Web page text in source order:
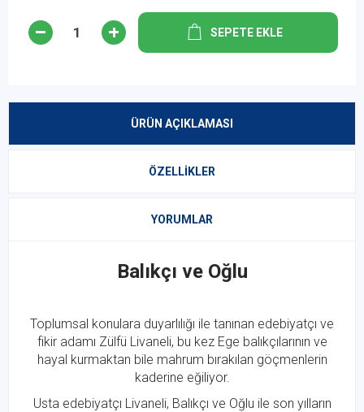
SEPETE EKLE
ÜRÜN AÇIKLAMASI
ÖZELLIKLER
YORUMLAR
Balıkçı ve Oğlu
Toplumsal konulara duyarlılığı ile tanınan edebiyatçı ve
fikir adamı Zülfü Livaneli, bu kez Ege balıkçılarının ve
hayal kurmaktan bile mahrum bırakılan göçmenlerin
kaderine eğiliyor.
Usta edebiyatçı Livaneli, Balıkçı ve Oğlu ile son yılların